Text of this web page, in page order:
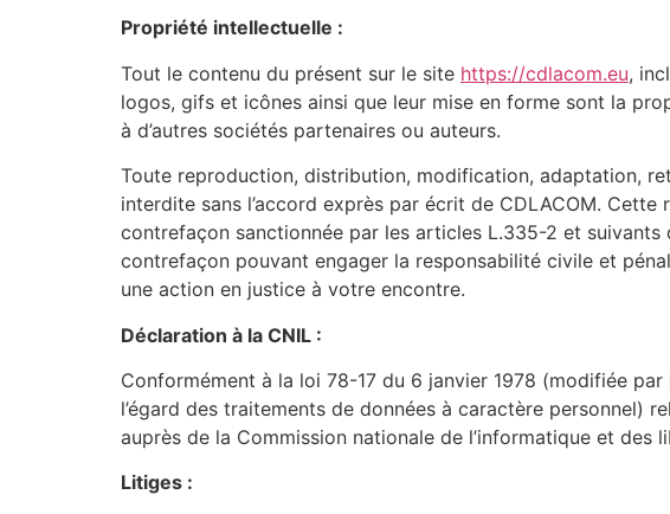
Propriété intellectuelle :
Tout le contenu du présent sur le site https://cdlacom.eu,
logos, gifs et icônes ainsi que leur mise en forme sont la
à d’autres sociétés partenaires ou auteurs.
Toute reproduction, distribution, modification, adaptation,
interdite sans l’accord exprès par écrit de CDLACOM.
contrefaçon sanctionnée par les articles L.335-2 et
contrefaçon pouvant engager la responsabilité civile et
une action en justice à votre encontre.
Déclaration à la CNIL :
Conformément à la loi 78-17 du 6 janvier 1978 (modifiée
l’égard des traitements de données à caractère personnel)
auprès de la Commission nationale de l’informatique et des
Litiges :